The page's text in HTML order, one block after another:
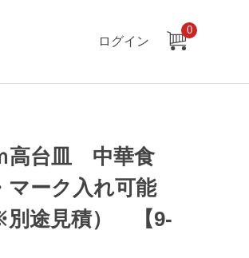
ログイン
0
高台皿 中華食
ーク入れ可能
別途見積） 【9-